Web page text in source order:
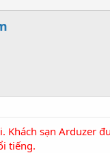
Khách sạn Arduzer
tiếng.